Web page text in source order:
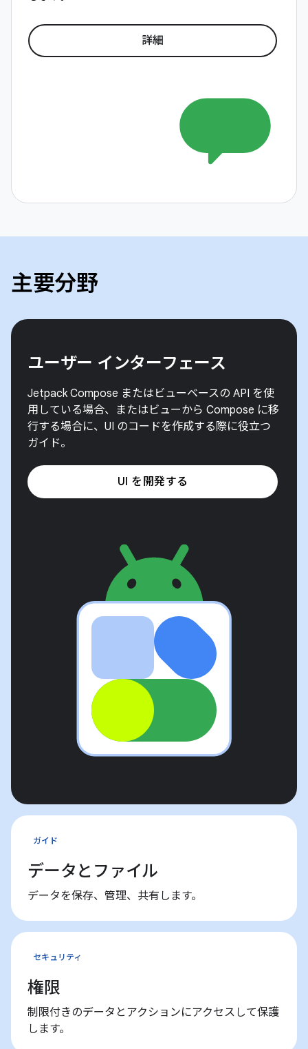
詳細
主要分野
ユーザー インターフェース
Jetpack Compose またはビューベースの API を使
用している場合、またはビューから Compose に移
行する場合に、UI のコードを作成する際に役立つ
ガイド。
UI を開発する
ガイド
データとファイル
データを保存、管理、共有します。
セキュリティ
権限
制限付きのデータとアクションにアクセスして保護
します。